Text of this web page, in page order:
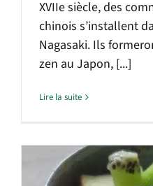
XVIIe siècle, des
chinois s’installent
Nagasaki. Ils
zen au Japon, [...]
Lire la suite